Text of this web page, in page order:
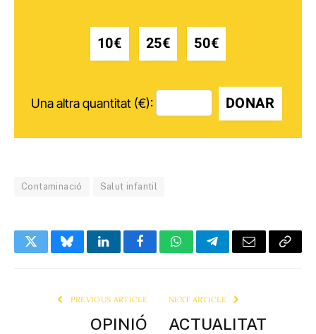
10€ 25€ 50€
Una altra quantitat (€): DONAR
Contaminació Salut infantil
TwitterBlueskyLinkedInFacebookWhatsAppTelegramEmail Copy
PREVIOUS ARTICLE
OPINIÓ
NEXT ARTICLE
ACTUALITAT